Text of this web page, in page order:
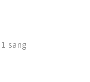
sang